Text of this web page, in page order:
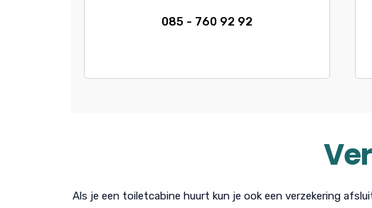
085 - 760 92 92
Als je een toiletcabine huurt kun je ook een verzekering